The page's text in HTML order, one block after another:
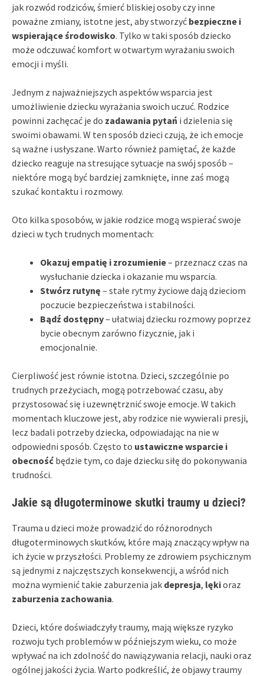
jak rozwód rodziców, śmierć bliskiej osoby czy inne
poważne zmiany, istotne jest, aby stworzyć bezpieczne i
wspierające środowisko. Tylko w taki sposób dziecko
może odczuwać komfort w otwartym wyrażaniu swoich
emocji i myśli.
Jednym z najważniejszych aspektów wsparcia jest
umożliwienie dziecku wyrażania swoich uczuć. Rodzice
powinni zachęcać je do zadawania pytań i dzielenia się
swoimi obawami. W ten sposób dzieci czują, że ich emocje
są ważne i usłyszane. Warto również pamiętać, że każde
dziecko reaguje na stresujące sytuacje na swój sposób –
niektóre mogą być bardziej zamknięte, inne zaś mogą
szukać kontaktu i rozmowy.
Oto kilka sposobów, w jakie rodzice mogą wspierać swoje
dzieci w tych trudnych momentach:
Okazuj empatię i zrozumienie– przeznacz czas na
wysłuchanie dziecka i okazanie mu wsparcia.
Stwórz rutynę – stałe rytmy życiowe dają dzieciom
poczucie bezpieczeństwa i stabilności.
Bądź dostępny– ułatwiaj dziecku rozmowy poprzez
bycie obecnym zarówno fizycznie, jak i
emocjonalnie.
Cierpliwość jest równie istotna. Dzieci, szczególnie po
trudnych przeżyciach, mogą potrzebować czasu, aby
przystosować się i uzewnętrznić swoje emocje. W takich
momentach kluczowe jest, aby rodzice nie wywierali presji,
lecz badali potrzeby dziecka, odpowiadając na nie w
odpowiedni sposób. Często to ustawiczne wsparcie i
obecność będzie tym, co daje dziecku siłę do pokonywania
trudności.
Jakie są długoterminowe skutki traumy u dzieci?
Trauma u dzieci może prowadzić do różnorodnych
długoterminowych skutków, które mają znaczący wpływ na
ich życie w przyszłości. Problemy ze zdrowiem psychicznym
są jednymi z najczęstszych konsekwencji, a wśród nich
można wymienić takie zaburzenia jak depresja, lękioraz
zaburzenia zachowania.
Dzieci, które doświadczyły traumy, mają większe ryzyko
rozwoju tych problemów w późniejszym wieku, co może
wpływać na ich zdolność do nawiązywania relacji, nauki oraz
ogólnej jakości życia. Warto podkreślić, że objawy traumy